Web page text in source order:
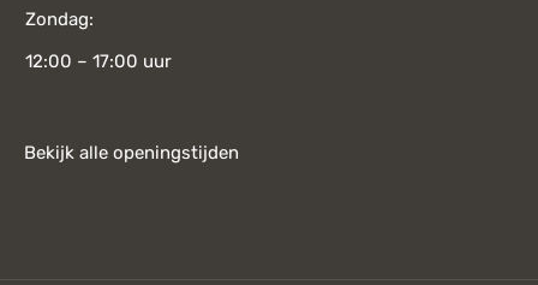
Zondag:
12:00 – 17:00 uur
Bekijk alle openingstijden